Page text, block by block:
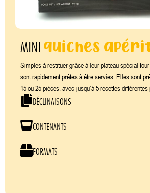
MINIquiches
Simples à restituer grâce à leur plateau spécial
sont rapidement prêtes à être servies. Elles sont
15 ou 25 pièces, avec jusqu’à 5 recettes différentes
DÉCLINAISONS
CONTENANTS
FORMATS